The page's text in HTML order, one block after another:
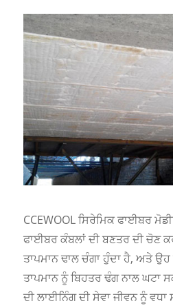
CCEWOOL ਸਿਰੇਮਿਕ ਫਾਈਬਰ
ਫਾਈਬਰ ਕੰਬਲਾਂ ਦੀ ਬਣਤਰ ਦੀ ਚੋਣ
ਤਾਪਮਾਨ ਢਾਲ ਚੰਗਾ ਹੁੰਦਾ ਹੈ, ਅਤੇ
ਤਾਪਮਾਨ ਨੂੰ ਬਿਹਤਰ ਢੰਗ ਨਾਲ ਘਟਾ
ਦੀ ਲਾਈਨਿੰਗ ਦੀ ਸੇਵਾ ਜੀਵਨ ਨੂੰ